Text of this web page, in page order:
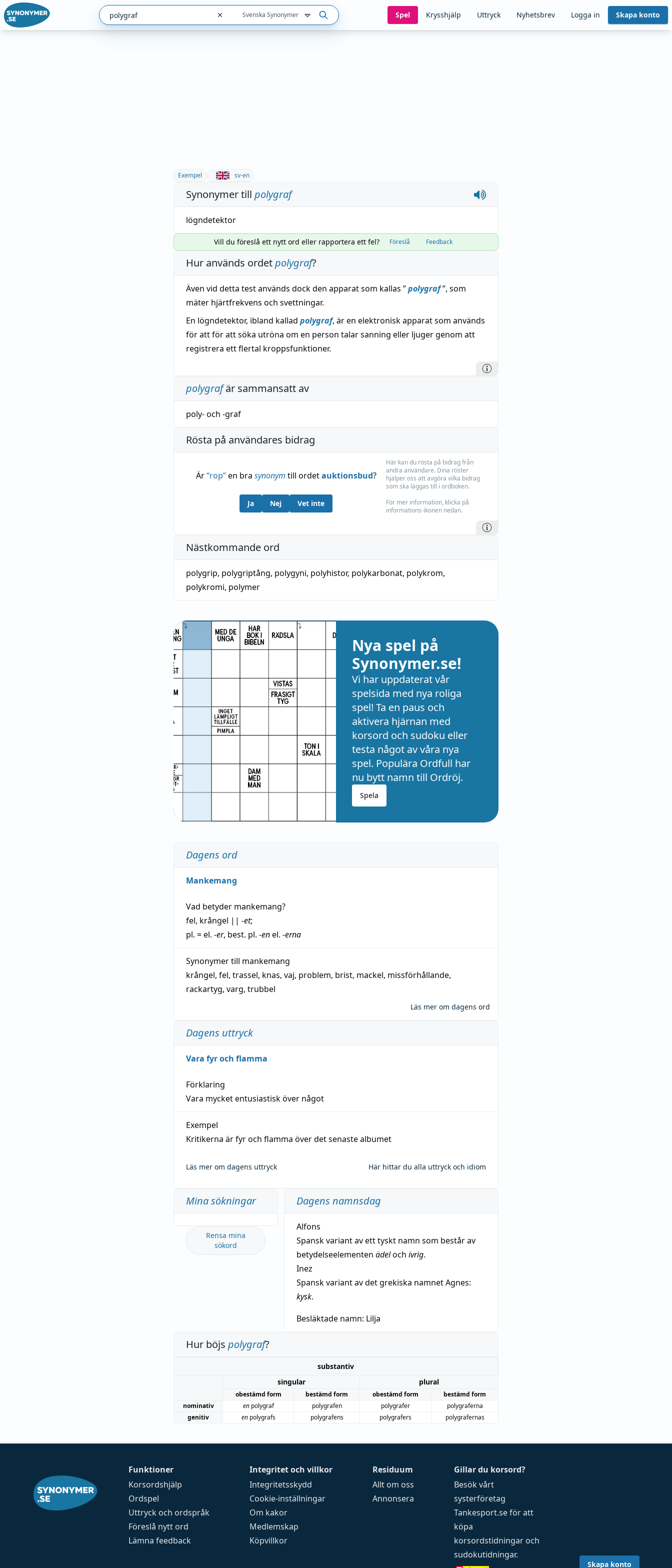
Svenska Synonymer Spel Krysshjälp Uttryck Nyhetsbrev Logga in Skapa konto
Exempel sv-en
Synonymer till polygraf
lögndetektor
Vill du föreslå ett nytt ord eller rapportera ett fel? Föreslå Feedback
Hur används ordetpolygraf?
Även vid detta test används dock den apparat som kallas ”polygraf”, som
mäter hjärtfrekvens och svettningar.
En lögndetektor, ibland kallad polygraf, är en elektronisk apparat som används
för att för att söka utröna om en person talar sanning eller ljuger genom att
registrera ett flertal kroppsfunktioner.
polygrafär sammansatt av
poly-och -graf
Rösta på användares bidrag
Är“rop”en bra synonym till ordetauktionsbud?
Ja Nej Vet inte
Här kan du rösta på bidrag från
andra användare. Dina röster
hjälper oss att avgöra vilka bidrag
som ska läggas till i ordboken.
För mer information, klicka på
informations-ikonen nedan.
Nästkommande ord
polygrip, polygriptång, polygyni, polyhistor, polykarbonat, polykrom,
polykromi, polymer
Nya spel på
Synonymer.se!
Vi har uppdaterat vår
spelsida med nya roliga
spel! Ta en paus och
aktivera hjärnan med
korsord och sudoku eller
testa något av våra nya
spel. Populära Ordfull har
nu bytt namn till Ordröj.
Spela
Dagens ord
Mankemang
Vad betyder mankemang?
fel, krångel || -et;
pl. = el. -er, best. pl. -enel. -erna
Synonymer till mankemang
krångel, fel, trassel, knas, vaj, problem, brist, mackel, missförhållande,
rackartyg, varg, trubbel
Läs mer om dagens ord
Dagens uttryck
Vara fyr och flamma
Förklaring
Vara mycket entusiastisk över något
Exempel
Kritikerna är fyr och flamma över det senaste albumet
Läs mer om dagens uttryck Här hittar du alla uttryck och idiom
Mina sökningar
Rensa mina
sökord
Dagens namnsdag
Alfons
Spansk variant av ett tyskt namn som består av
betydelseelementen ädeloch ivrig.
Inez
Spansk variant av det grekiska namnet Agnes:
kysk.
Besläktade namn: Lilja
Hur böjs polygraf?
substantiv
singular
plural
obestämd form bestämd form obestämd form
bestämd form
nominativ
enpolygraf polygrafen polygrafer
polygraferna
genitiv
enpolygrafs polygrafens polygrafers polygrafernas
Funktioner
Korsordshjälp
Ordspel
Uttryck och ordspråk
Föreslå nytt ord
Lämna feedback
Integritet och villkor
Integritetsskydd
Cookie-inställningar
Om kakor
Medlemskap
Köpvillkor
Residuum
Allt om oss
Annonsera
Gillar du korsord?
Besök vårt
systerföretag
Tankesport.seför att
köpa
korsordstidningar och
sudokutidningar.
Skapa konto